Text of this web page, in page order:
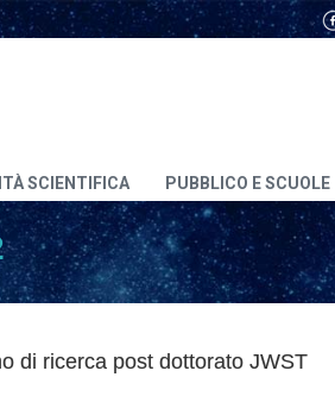
SCIENTIFICA PUBBLICO E SCUOLE
di ricerca post dottorato JWST